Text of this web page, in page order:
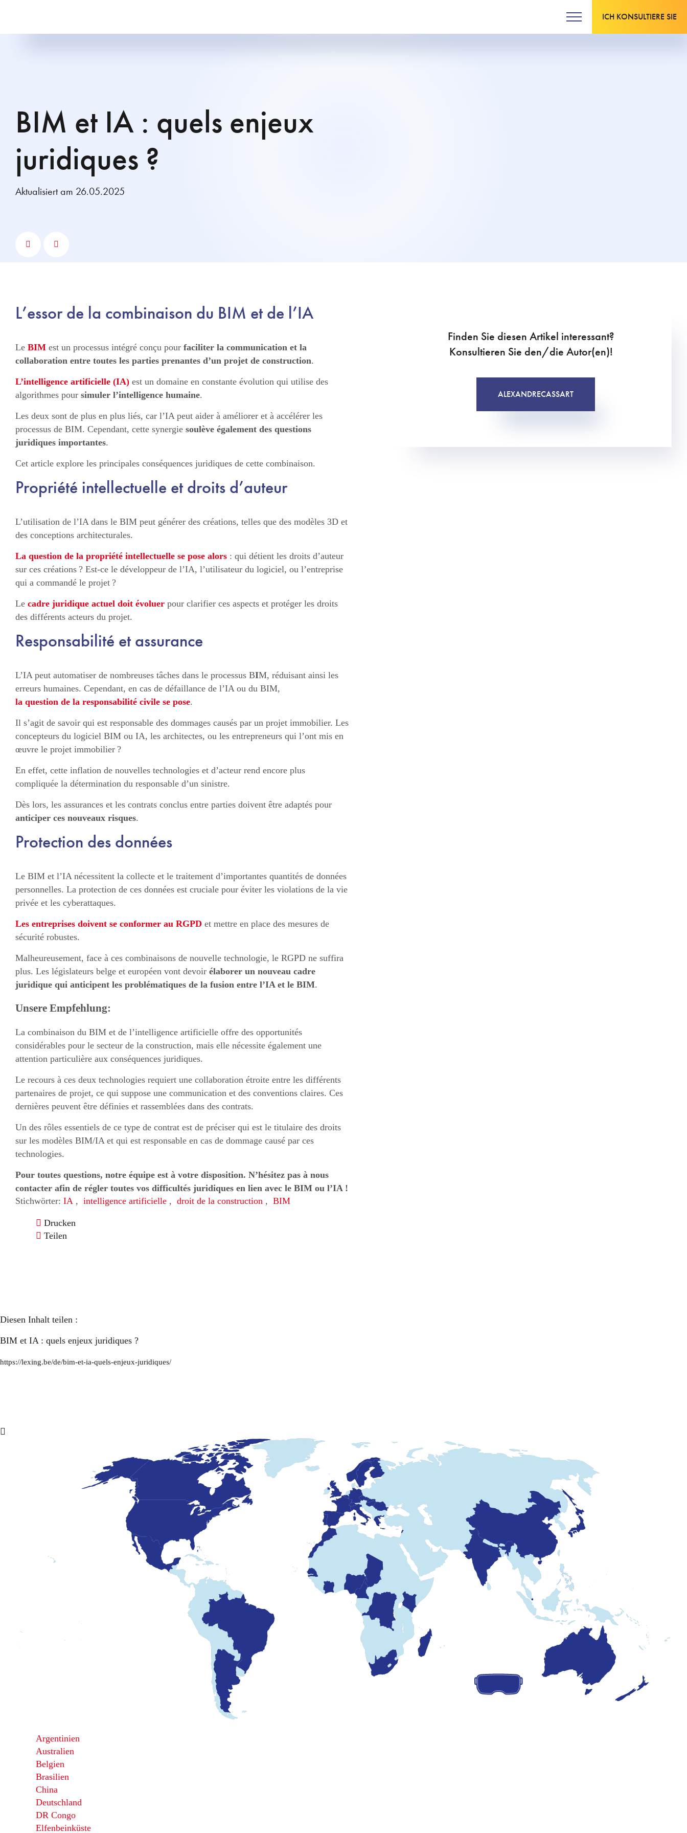
ICH KONSULTIERE SIE
BIM et IA : quels enjeux
juridiques ?
Aktualisiert am 26.05.2025
L’essor de la combinaison du BIM et de l’IA
Le BIM est un processus intégré conçu pour faciliter la communication et la
collaboration entre toutes les parties prenantes d’un projet de construction.
L’intelligence artificielle (IA) est un domaine en constante évolution qui utilise des
algorithmes pour simuler l’intelligence humaine.
Les deux sont de plus en plus liés, car l’IA peut aider à améliorer et à accélérer les
processus de BIM. Cependant, cette synergie soulève également des questions
juridiques importantes.
Cet article explore les principales conséquences juridiques de cette combinaison.
Propriété intellectuelle et droits d’auteur
L’utilisation de l’IA dans le BIM peut générer des créations, telles que des modèles 3D et
des conceptions architecturales.
La question de la propriété intellectuelle se pose alors : qui détient les droits d’auteur
sur ces créations ? Est-ce le développeur de l’IA, l’utilisateur du logiciel, ou l’entreprise
qui a commandé le projet ?
Le cadre juridique actuel doit évoluer pour clarifier ces aspects et protéger les droits
des différents acteurs du projet.
Responsabilité et assurance
L’IA peut automatiser de nombreuses tâches dans le processus BIM, réduisant ainsi les
erreurs humaines. Cependant, en cas de défaillance de l’IA ou du BIM,
la question de la responsabilité civile se pose.
Il s’agit de savoir qui est responsable des dommages causés par un projet immobilier. Les
concepteurs du logiciel BIM ou IA, les architectes, ou les entrepreneurs qui l’ont mis en
œuvre le projet immobilier ?
En effet, cette inflation de nouvelles technologies et d’acteur rend encore plus
compliquée la détermination du responsable d’un sinistre.
Dès lors, les assurances et les contrats conclus entre parties doivent être adaptés pour
anticiper ces nouveaux risques.
Protection des données
Le BIM et l’IA nécessitent la collecte et le traitement d’importantes quantités de données
personnelles. La protection de ces données est cruciale pour éviter les violations de la vie
privée et les cyberattaques.
Les entreprises doivent se conformer au RGPD et mettre en place des mesures de
sécurité robustes.
Malheureusement, face à ces combinaisons de nouvelle technologie, le RGPD ne suffira
plus. Les législateurs belge et européen vont devoir élaborer un nouveau cadre
juridique qui anticipent les problématiques de la fusion entre l’IA et le BIM.
Unsere Empfehlung:
La combinaison du BIM et de l’intelligence artificielle offre des opportunités
considérables pour le secteur de la construction, mais elle nécessite également une
attention particulière aux conséquences juridiques.
Le recours à ces deux technologies requiert une collaboration étroite entre les différents
partenaires de projet, ce qui suppose une communication et des conventions claires. Ces
dernières peuvent être définies et rassemblées dans des contrats.
Un des rôles essentiels de ce type de contrat est de préciser qui est le titulaire des droits
sur les modèles BIM/IA et qui est responsable en cas de dommage causé par ces
technologies.
Pour toutes questions, notre équipe est à votre disposition. N’hésitez pas à nous
contacter afin de régler toutes vos difficultés juridiques en lien avec le BIM ou l’IA !
Stichwörter: IA , intelligence artificielle , droit de la construction , BIM
Drucken
Teilen
Finden Sie diesen Artikel interessant?
Konsultieren Sie den/die Autor(en)!
ALEXANDRECASSART
Diesen Inhalt teilen :
BIM et IA : quels enjeux juridiques ?
https://lexing.be/de/bim-et-ia-quels-enjeux-juridiques/
Argentinien
Australien
Belgien
Brasilien
China
Deutschland
DR Congo
Elfenbeinküste